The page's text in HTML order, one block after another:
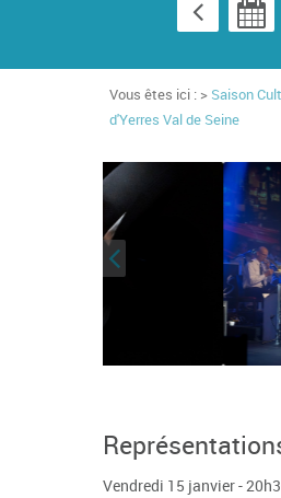
Vous êtes ici : > Saison
d'Yerres Val de Seine
Vendredi 15 janvier -